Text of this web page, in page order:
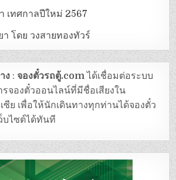
เทศกาลปีใหม่ 2567
โดย วงสายทองทัวร์
ง :จองตั๋วรถตู้.comได้เชื่อมต่อระบบ
รจองตั๋วออนไลน์ที่มีชื่อเสียงใน
ซีย เพื่อให้นักเดินทางทุกท่านได้จองตั๋ว
บไซต์ได้ทันที